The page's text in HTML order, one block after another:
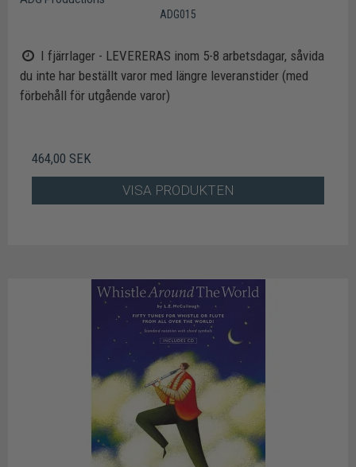
ADG015
I fjärrlager - LEVERERAS inom 5-8 arbetsdagar, såvida
du inte har beställt varor med längre leveranstider (med
förbehåll för utgående varor)
464,00 SEK
VISA PRODUKTEN